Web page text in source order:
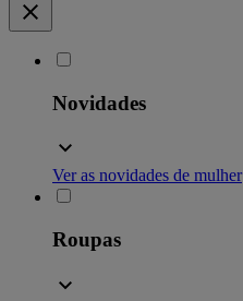
Novidades
Ver as novidades de mulher
Roupas